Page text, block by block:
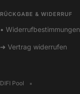
RÜCKGABE & WIDERRUF
• Widerrufbestimmungen
➜ Vertrag widerrufen
DIFI Pool